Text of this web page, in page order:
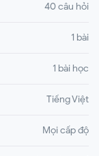
40 câu hỏi
1 bài
1 bài học
Tiếng Việt
Mọi cấp độ